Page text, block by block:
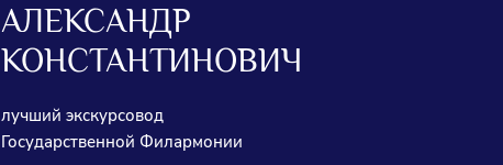
АЛЕКСАНДР
КОНСТАНТИНОВИЧ
лучший экскурсовод
Государственной Филармонии